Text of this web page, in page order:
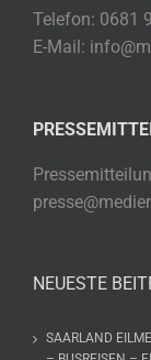
Telefon: 0681
E-Mail:
NEUESTE
SAARLAND